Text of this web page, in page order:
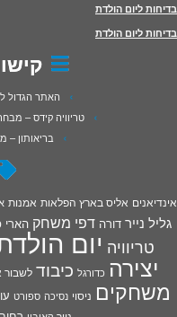
בדיחות ליום הולדת
בדיחות ליום הולדת
האתר הגדול
טריוויה קידס –
בריאותון –
אינדיאנים אליס בארץ הפלאות אמנות
גליל נייר דורה דפי משחק הארי
טריוויה יום
יצירה כדורגל כיבוד
משחקים ניסוי נסיכה ספורט